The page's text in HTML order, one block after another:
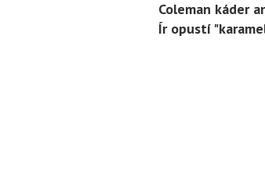
Coleman káder
Ír opustí